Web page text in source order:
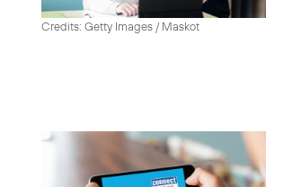
Credits: Getty Images / Maskot